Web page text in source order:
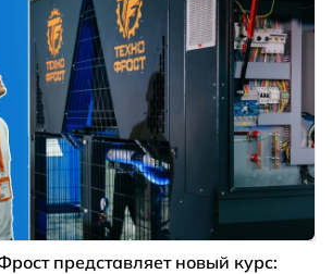
представляет новый курс: